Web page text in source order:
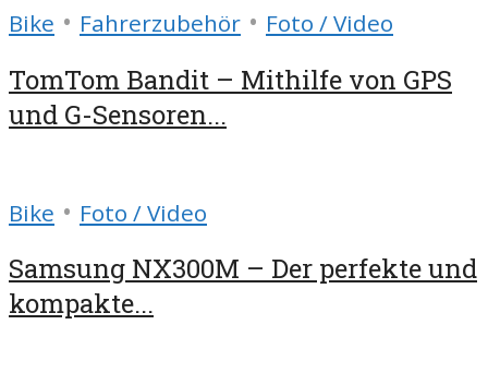
Bike • Fahrerzubehör • Foto / Video
TomTom Bandit – Mithilfe von GPS
und G-Sensoren...
Bike • Foto / Video
Samsung NX300M – Der perfekte und
kompakte...